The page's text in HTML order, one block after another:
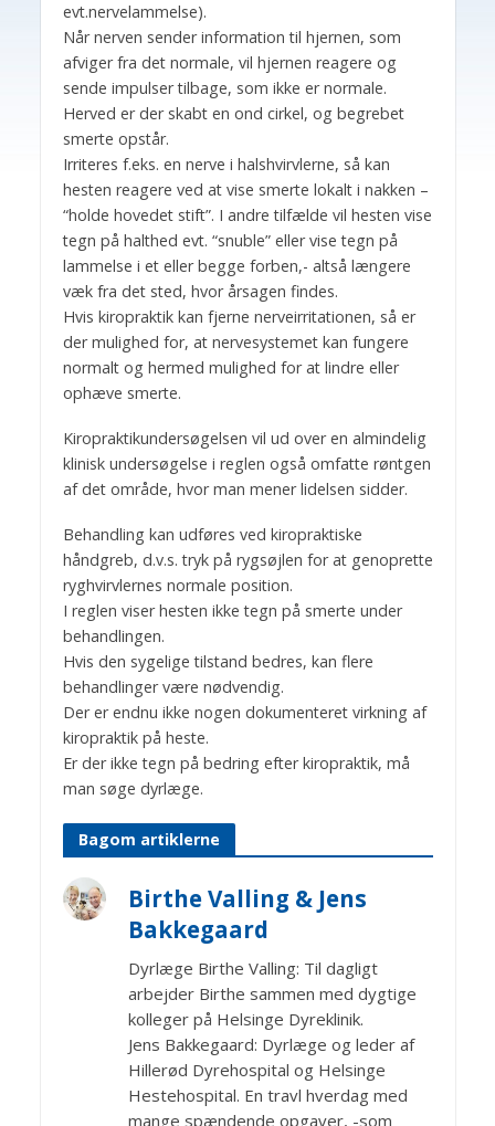
evt.nervelammelse).
Når nerven sender information til hjernen, som
afviger fra det normale, vil hjernen reagere og
sende impulser tilbage, som ikke er normale.
Herved er der skabt en ond cirkel, og begrebet
smerte opstår.
Irriteres f.eks. en nerve i halshvirvlerne, så kan
hesten reagere ved at vise smerte lokalt i nakken –
“holde hovedet stift”. I andre tilfælde vil hesten vise
tegn på halthed evt. “snuble” eller vise tegn på
lammelse i et eller begge forben,- altså længere
væk fra det sted, hvor årsagen findes.
Hvis kiropraktik kan fjerne nerveirritationen, så er
der mulighed for, at nervesystemet kan fungere
normalt og hermed mulighed for at lindre eller
ophæve smerte.
Kiropraktikundersøgelsen vil ud over en almindelig
klinisk undersøgelse i reglen også omfatte røntgen
af det område, hvor man mener lidelsen sidder.
Behandling kan udføres ved kiropraktiske
håndgreb, d.v.s. tryk på rygsøjlen for at genoprette
ryghvirvlernes normale position.
I reglen viser hesten ikke tegn på smerte under
behandlingen.
Hvis den sygelige tilstand bedres, kan flere
behandlinger være nødvendig.
Der er endnu ikke nogen dokumenteret virkning af
kiropraktik på heste.
Er der ikke tegn på bedring efter kiropraktik, må
man søge dyrlæge.
Bagom artiklerne
Birthe Valling & Jens
Bakkegaard
Dyrlæge Birthe Valling: Til dagligt
arbejder Birthe sammen med dygtige
kolleger på Helsinge Dyreklinik.
Jens Bakkegaard: Dyrlæge og leder af
Hillerød Dyrehospital og Helsinge
Hestehospital. En travl hverdag med
mange spændende opgaver, -som